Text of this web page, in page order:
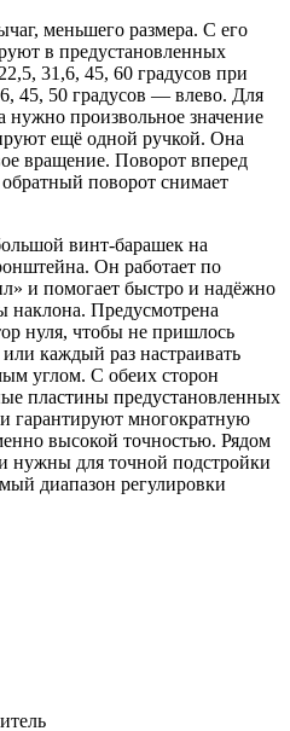
меньшего размера. С его
в предустановленных
31,6, 45, 60 градусов при
45, 50 градусов — влево. Для
нужно произвольное значение
ещё одной ручкой. Она
вращение. Поворот вперед
поворот снимает
винт-барашек на
Он работает по
и помогает быстро и надёжно
наклона. Предусмотрена
нуля, чтобы не пришлось
каждый раз настраивать
углом. С обеих сторон
пластины предустановленных
гарантируют многократную
высокой точностью. Рядом
нужны для точной подстройки
диапазон регулировки